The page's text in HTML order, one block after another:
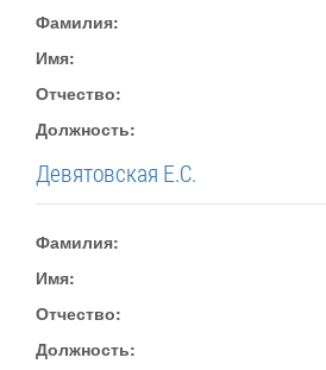
Фамилия:
Имя:
Отчество:
Должность:
Девятовская Е.С.
Фамилия:
Имя:
Отчество:
Должность: